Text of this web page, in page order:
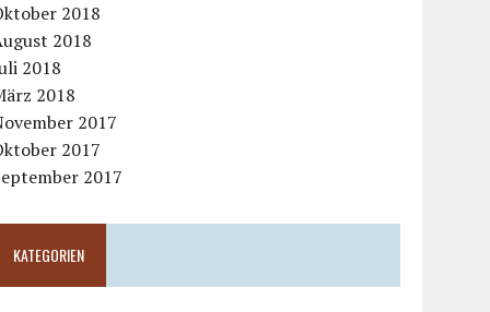
2018
2018
2018
2018
2017
2017
2017
KATEGORIEN